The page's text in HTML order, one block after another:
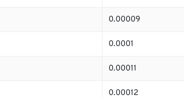
0.00009
0.0001
0.00011
0.00012